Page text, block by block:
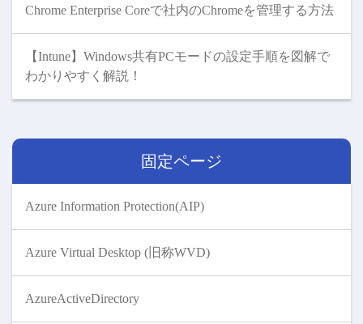
Chrome Enterprise Coreで社内のChromeを管理する方法
【Intune】Windows共有PCモードの設定手順を図解で
わかりやすく解説！
固定ページ
Azure Information Protection(AIP)
Azure Virtual Desktop (旧称WVD)
AzureActiveDirectory